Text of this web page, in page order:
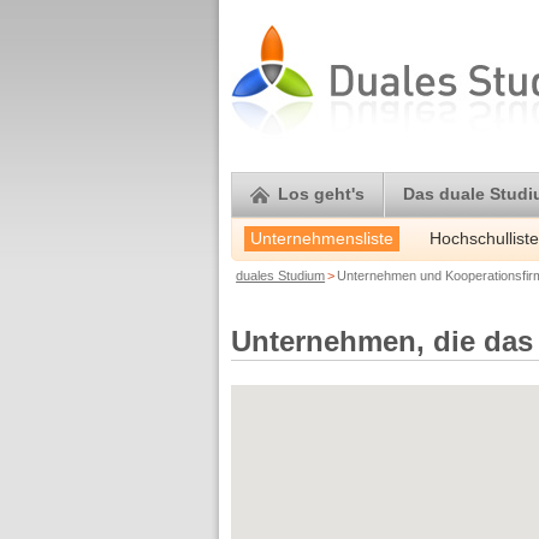
Los geht's Das duale
Unternehmensliste Hochschulliste
duales Studium> Unternehmen und
Unternehmen, die